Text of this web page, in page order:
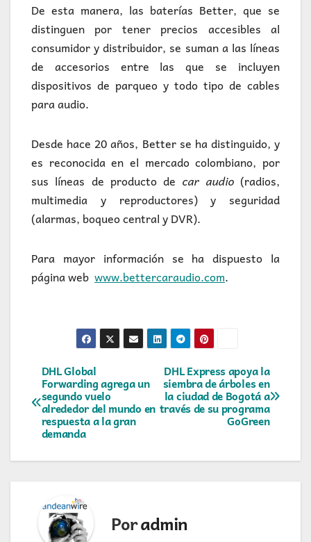
De esta manera, las baterías Better, que se
distinguen por tener precios accesibles al
consumidor y distribuidor, se suman a las líneas
de accesorios entre las que se incluyen
dispositivos de parqueo y todo tipo de cables
para audio.
Desde hace 20 años, Better se ha distinguido, y
es reconocida en el mercado colombiano, por
sus líneas de producto de car audio (radios,
multimedia y reproductores) y seguridad
(alarmas, boqueo central y DVR).
Para mayor información se ha dispuesto la
página web www.bettercaraudio.com.
Navegación
de
entradas
DHL Express apoya la
siembra de árboles en
la ciudad de Bogotá a
través de su programa
GoGreen
DHL Global
Forwarding agrega un
segundo vuelo
alrededor del mundo en
respuesta a la gran
demanda
Poradmin